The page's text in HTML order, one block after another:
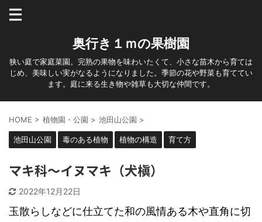
奥行き１ｍの果樹園
狭い庭で家庭菜園。完熟の果物を味わいたくて、小さな苗木から育ては
じめ、美味しい実がなるようになりました。季節の花や野菜も育ててい
ます。庭に来る生き物や雑草も大切な仲間です。
HOME > 植物園・公園 > 池田山公園 >
池田山公園 毒のある植物 植物の構造 育て方
マキ科～イヌマキ（犬槇）
2022年12月22日
玉散らしなどに仕立てた和の風情ある木や直角に切